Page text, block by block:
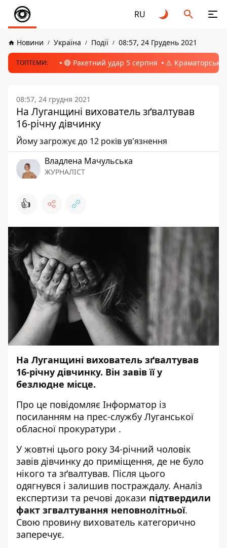
RU
Новини Україна Події 08:57, 24 Грудень 2021
ТОПТЕМИ: 🔴 Ракетний удар 5 серпня ⚠️ Краматорськ,
08:57, 24 грудня 2021
На Луганщині вихователь зґвалтував
16-річну дівчинку
Йому загрожує до 12 років ув'язнення
Владлена Мачульська
ЖУРНАЛІСТ
👍
На Луганщині вихователь зґвалтував
16-річну дівчинку. Він завів її у
безлюдне місце.
Про це повідомляє Інформатор із
посиланням на прес-службу Луганської
обласної прокуратури .
У жовтні цього року 34-річний чоловік
завів дівчинку до приміщення, де не було
нікого та зґвалтував. Після цього
одягнувся і залишив постраждалу. Аналіз
експертизи та речові докази підтвердили
факт згвалтування неповнолітньої.
Свою провину вихователь категорично
заперечує.